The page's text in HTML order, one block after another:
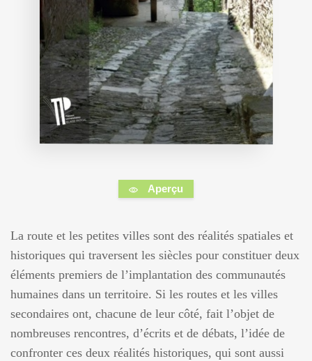
Aperçu
La route et les petites villes sont des réalités spatiales et
historiques qui traversent les siècles pour constituer deux
éléments premiers de l’implantation des communautés
humaines dans un territoire. Si les routes et les villes
secondaires ont, chacune de leur côté, fait l’objet de
nombreuses rencontres, d’écrits et de débats, l’idée de
confronter ces deux réalités historiques, qui sont aussi